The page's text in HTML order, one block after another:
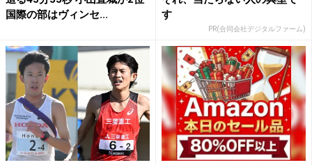
国際の部はヴィンセ...
す
PR(合同会社デジタルファーム)